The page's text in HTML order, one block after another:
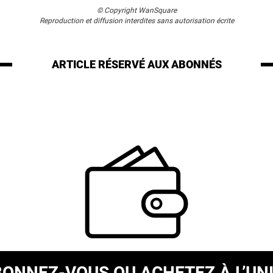
© Copyright WanSquare
Reproduction et diffusion interdites sans autorisation écrite
ARTICLE RÉSERVÉAUX ABONNÉS